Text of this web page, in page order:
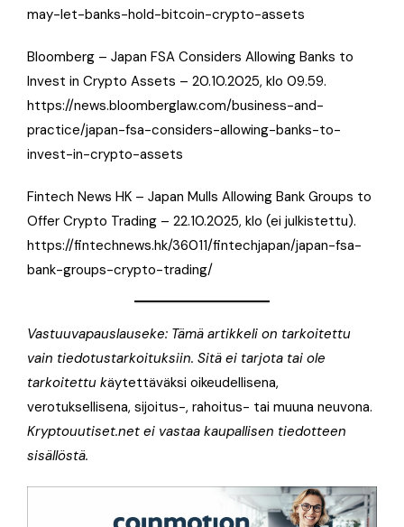
may-let-banks-hold-bitcoin-crypto-assets
Bloomberg – Japan FSA Considers Allowing Banks to
Invest in Crypto Assets – 20.10.2025, klo 09.59.
https://news.bloomberglaw.com/business-and-
practice/japan-fsa-considers-allowing-banks-to-
invest-in-crypto-assets
Fintech News HK – Japan Mulls Allowing Bank Groups to
Offer Crypto Trading – 22.10.2025, klo (ei julkistettu).
https://fintechnews.hk/36011/fintechjapan/japan-fsa-
bank-groups-crypto-trading/
Vastuuvapauslauseke: Tämä artikkeli on tarkoitettu
vain tiedotustarkoituksiin. Sitä ei tarjota tai ole
tarkoitettu käytettäväksi oikeudellisena,
verotuksellisena, sijoitus-, rahoitus- tai muuna neuvona.
Kryptouutiset.net ei vastaa kaupallisen tiedotteen
sisällöstä.